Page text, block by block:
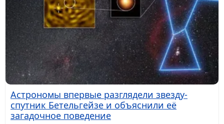
Астрономы впервые разглядели звезду-
спутник Бетельгейзе и объяснили её
загадочное поведение